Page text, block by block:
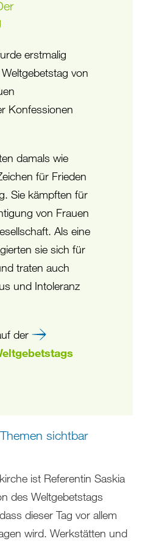
erstmalig
von
Konfessionen
damals wie
für Frieden
Sie kämpften für
von Frauen
Als eine
sie sich für
traten auch
und Intoleranz
der
sichtbar
ist Referentin Saskia
des Weltgebetstags
dieser Tag vor allem
wird. Werkstätten und